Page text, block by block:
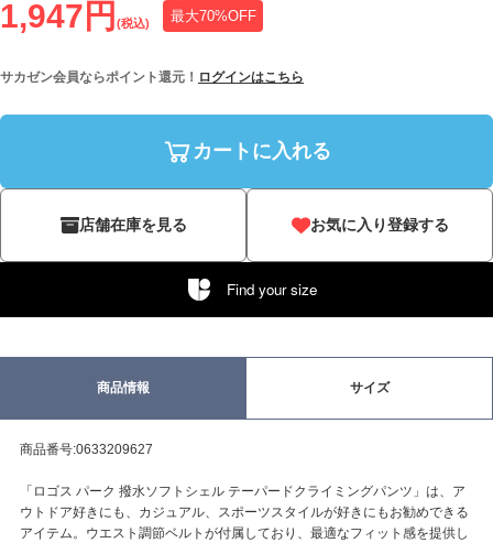
1,947円 (税込) 最大70%OFF
サカゼン会員ならポイント還元！ ログインはこちら
カートに入れる
店舗在庫を見る お気に入り登録する
Find your size
商品情報 サイズ
商品番号:0633209627
「ロゴス パーク 撥水ソフトシェル テーパードクライミングパンツ」は、ア
ウトドア好きにも、カジュアル、スポーツスタイルが好きにもお勧めできる
アイテム。ウエスト調節ベルトが付属しており、最適なフィット感を提供し